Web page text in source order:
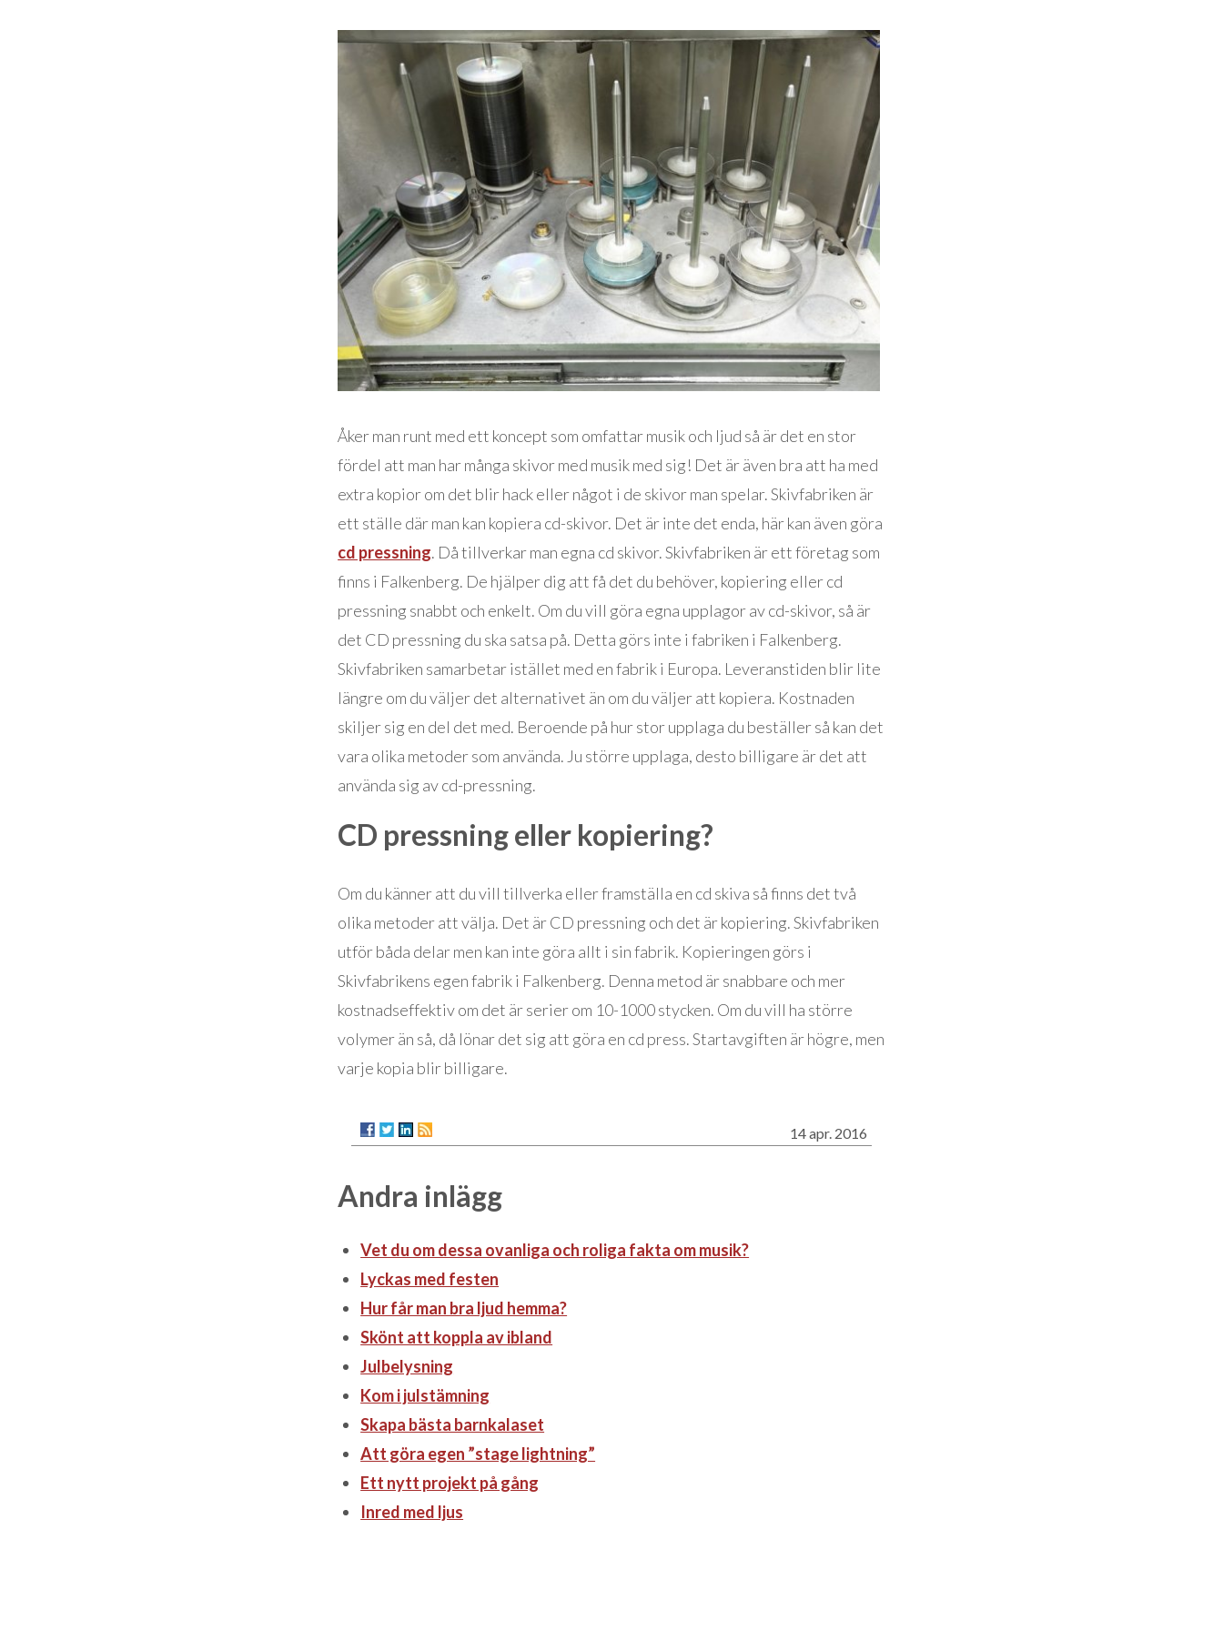
Åker man runt med ett koncept som omfattar musik och ljud så är det en stor
fördel att man har många skivor med musik med sig! Det är även bra att ha med
extra kopior om det blir hack eller något i de skivor man spelar. Skivfabriken är
ett ställe där man kan kopiera cd-skivor. Det är inte det enda, här kan även göra
cd pressning. Då tillverkar man egna cd skivor. Skivfabriken är ett företag som
finns i Falkenberg. De hjälper dig att få det du behöver, kopiering eller cd
pressning snabbt och enkelt. Om du vill göra egna upplagor av cd-skivor, så är
det CD pressning du ska satsa på. Detta görs inte i fabriken i Falkenberg.
Skivfabriken samarbetar istället med en fabrik i Europa. Leveranstiden blir lite
längre om du väljer det alternativet än om du väljer att kopiera. Kostnaden
skiljer sig en del det med. Beroende på hur stor upplaga du beställer så kan det
vara olika metoder som använda. Ju större upplaga, desto billigare är det att
använda sig av cd-pressning.
CD pressning eller kopiering?
Om du känner att du vill tillverka eller framställa en cd skiva så finns det två
olika metoder att välja. Det är CD pressning och det är kopiering. Skivfabriken
utför båda delar men kan inte göra allt i sin fabrik. Kopieringen görs i
Skivfabrikens egen fabrik i Falkenberg. Denna metod är snabbare och mer
kostnadseffektiv om det är serier om 10-1000 stycken. Om du vill ha större
volymer än så, då lönar det sig att göra en cd press. Startavgiften är högre, men
varje kopia blir billigare.
14 apr. 2016
Andra inlägg
Vet du om dessa ovanliga och roliga fakta om musik?
Lyckas med festen
Hur får man bra ljud hemma?
Skönt att koppla av ibland
Julbelysning
Kom i julstämning
Skapa bästa barnkalaset
Att göra egen ”stage lightning”
Ett nytt projekt på gång
Inred med ljus